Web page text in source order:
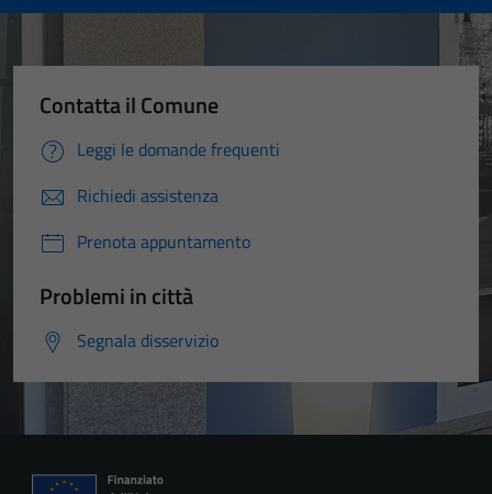
Contatta il Comune
Leggi le domande frequenti
Richiedi assistenza
Prenota appuntamento
Problemi in città
Segnala disservizio